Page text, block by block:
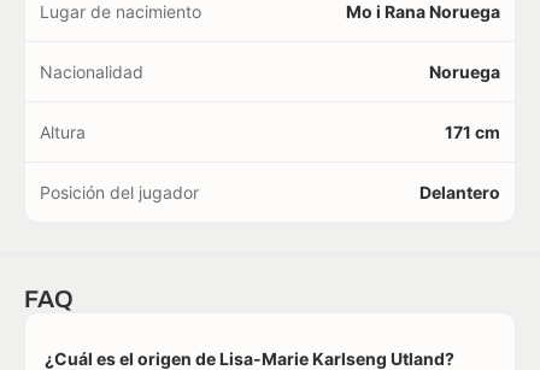
Lugar de nacimiento Mo i Rana Noruega
Nacionalidad Noruega
Altura 171 cm
Posición del jugador Delantero
FAQ
¿Cuál es el origen de Lisa-Marie Karlseng Utland?